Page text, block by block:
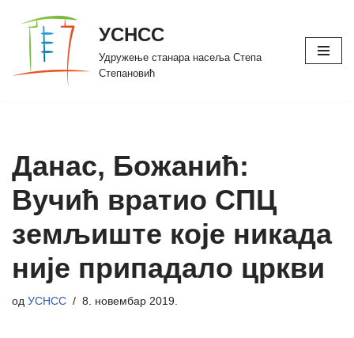
Скочи
садржај
УСНСС
Удружење станара насеља Степа
Степановић
Данас, Божанић:
Вучић вратио СПЦ
земљиште које никада
није припадало цркви
од УСНСС 8. новембар 2019.